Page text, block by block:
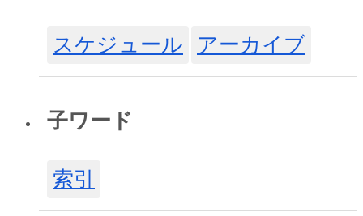
スケジュール アーカイブ
子ワード
索引